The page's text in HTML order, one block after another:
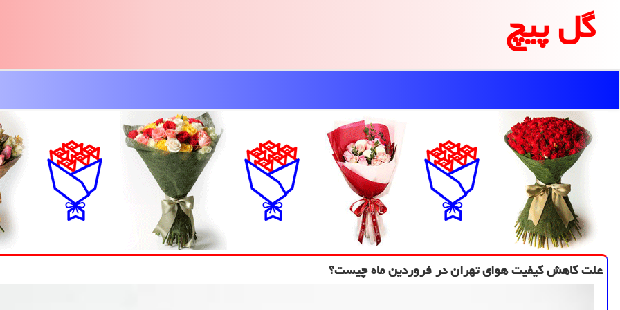
گل پیچ
علت كاهش كیفیت هوای تهران در فروردین ماه چیست؟